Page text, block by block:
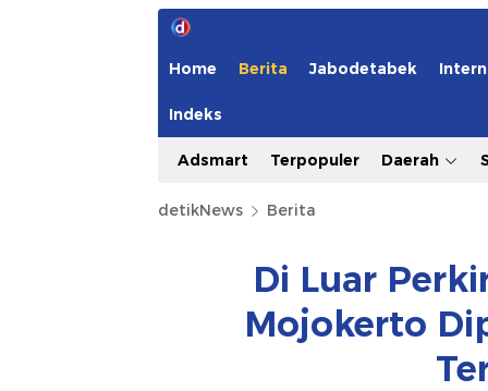
Home Berita Jabodetabek
Indeks
Adsmart Terpopuler Daerah
detikNews Berita
Di Luar
Mojokerto